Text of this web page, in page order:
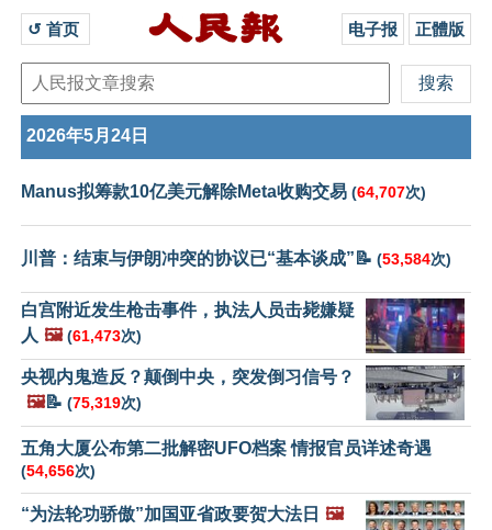
↺ 首页 电子报 正體版
2026年5月24日
Manus拟筹款10亿美元解除Meta收购交易 (64,707次)
川普：结束与伊朗冲突的协议已“基本谈成”📝 (53,584次)
白宫附近发生枪击事件，执法人员击毙嫌疑
人 🖼️ (61,473次)
央视内鬼造反？颠倒中央，突发倒习信号？
🖼️📝 (75,319次)
五角大厦公布第二批解密UFO档案 情报官员详述奇遇
(54,656次)
“为法轮功骄傲”加国亚省政要贺大法日 🖼️